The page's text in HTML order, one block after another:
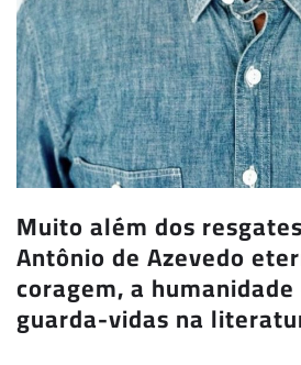
Muito além dos
Antônio de Azevedo
coragem, a
guarda-vidas na